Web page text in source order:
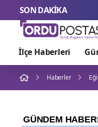
SON DAKİKA
İlçe Haberleri
Haberler